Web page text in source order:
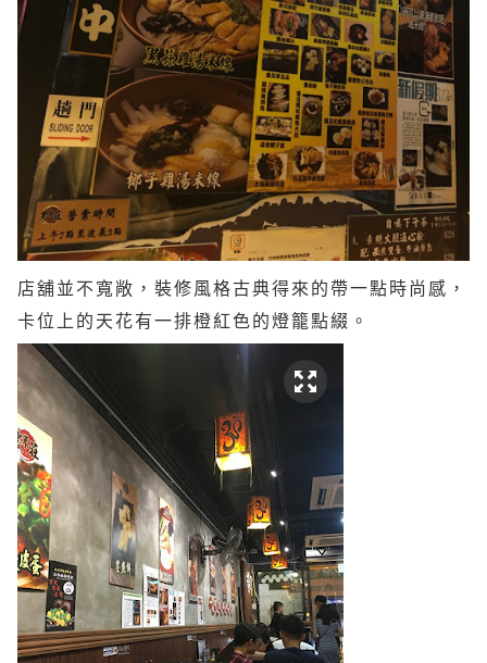
店舖並不寬敞，裝修風格古典得來的帶一點時尚感，
卡位上的天花有一排橙紅色的燈籠點綴。